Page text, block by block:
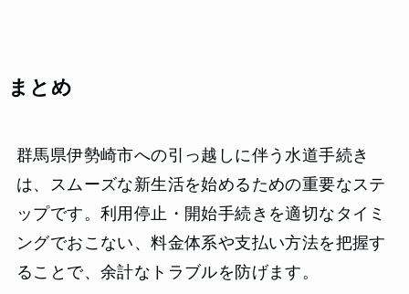
まとめ
群馬県伊勢崎市への引っ越しに伴う水道手続き
は、スムーズな新生活を始めるための重要なステ
ップです。利用停止・開始手続きを適切なタイミ
ングでおこない、料金体系や支払い方法を把握す
ることで、余計なトラブルを防げます。